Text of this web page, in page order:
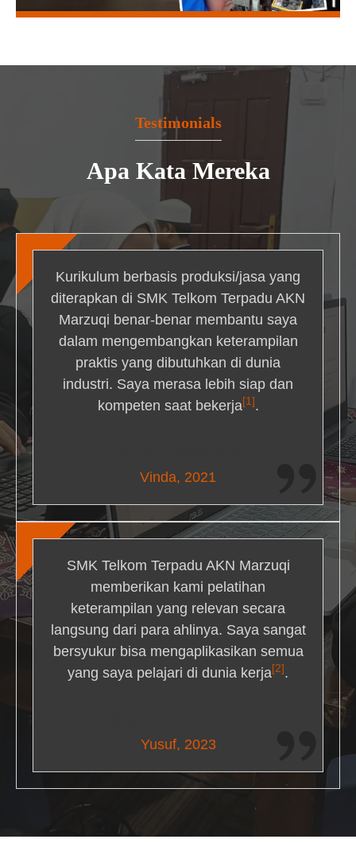
Testimonials
Apa Kata Mereka
Kurikulum berbasis produksi/jasa yang
diterapkan di SMK Telkom Terpadu AKN
Marzuqi benar-benar membantu saya
dalam mengembangkan keterampilan
praktis yang dibutuhkan di dunia
industri. Saya merasa lebih siap dan
kompeten saat bekerja[1] .
Vinda, 2021
SMK Telkom Terpadu AKN Marzuqi
memberikan kami pelatihan
keterampilan yang relevan secara
langsung dari para ahlinya. Saya sangat
bersyukur bisa mengaplikasikan semua
yang saya pelajari di dunia kerja[2] .
Yusuf, 2023